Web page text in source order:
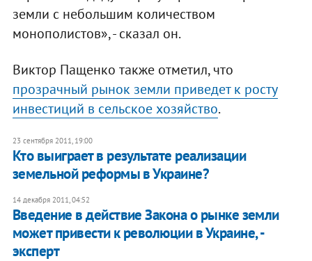
земли с небольшим количеством
монополистов», - сказал он.
Виктор Пащенко также отметил, что
прозрачный рынок земли приведет к росту
инвестиций в сельское хозяйство.
23 сентября 2011, 19:00
Кто выиграет в результате реализации
земельной реформы в Украине?
14 декабря 2011, 04:52
Введение в действие Закона о рынке земли
может привести к революции в Украине, -
эксперт